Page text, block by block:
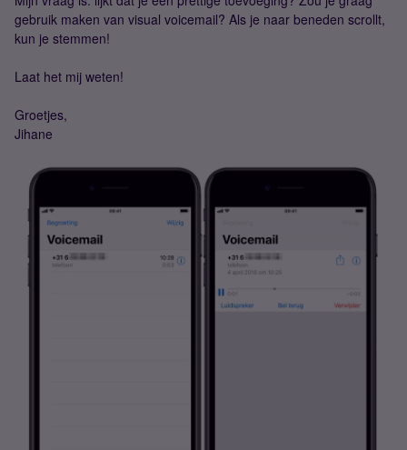
gebruik maken van visual voicemail? Als je naar beneden scrollt,
kun je stemmen!
Laat het mij weten!
Groetjes,
Jihane